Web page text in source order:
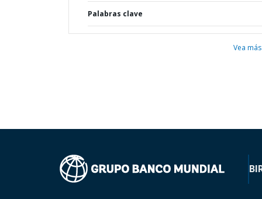
Palabras clave
Vea más